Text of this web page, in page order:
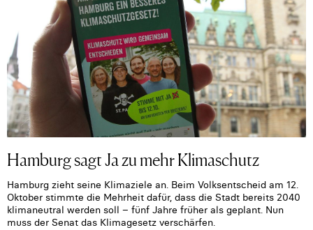
Hamburg sagt Ja zu mehr Klimaschutz
Hamburg zieht seine Klimaziele an. Beim Volksentscheid am 12.
Oktober stimmte die Mehrheit dafür, dass die Stadt bereits 2040
klimaneutral werden soll – fünf Jahre früher als geplant. Nun
muss der Senat das Klimagesetz verschärfen.